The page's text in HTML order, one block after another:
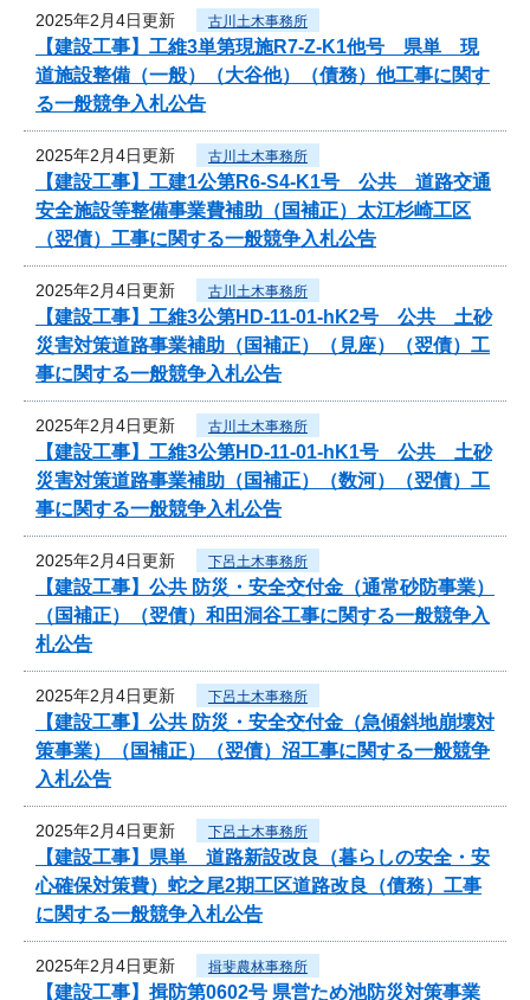
2025年2月4日更新 古川土木事務所
【建設工事】工維3単第現施R7-Z-K1他号 県単 現
道施設整備（一般）（大谷他）（債務）他工事に関す
る一般競争入札公告
2025年2月4日更新 古川土木事務所
【建設工事】工建1公第R6-S4-K1号 公共 道路交通
安全施設等整備事業費補助（国補正）太江杉崎工区
（翌債）工事に関する一般競争入札公告
2025年2月4日更新 古川土木事務所
【建設工事】工維3公第HD-11-01-hK2号 公共 土砂
災害対策道路事業補助（国補正）（見座）（翌債）工
事に関する一般競争入札公告
2025年2月4日更新 古川土木事務所
【建設工事】工維3公第HD-11-01-hK1号 公共 土砂
災害対策道路事業補助（国補正）（数河）（翌債）工
事に関する一般競争入札公告
2025年2月4日更新 下呂土木事務所
【建設工事】公共 防災・安全交付金（通常砂防事業）
（国補正）（翌債）和田洞谷工事に関する一般競争入
札公告
2025年2月4日更新 下呂土木事務所
【建設工事】公共 防災・安全交付金（急傾斜地崩壊対
策事業）（国補正）（翌債）沼工事に関する一般競争
入札公告
2025年2月4日更新 下呂土木事務所
【建設工事】県単 道路新設改良（暮らしの安全・安
心確保対策費）蛇之尾2期工区道路改良（債務）工事
に関する一般競争入札公告
2025年2月4日更新 揖斐農林事務所
【建設工事】揖防第0602号 県営ため池防災対策事業